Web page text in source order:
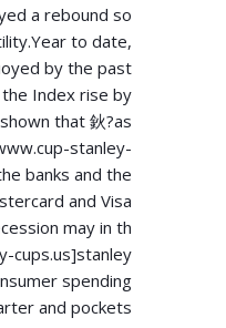
a rebound so
to date,
by the past
Index rise by
that 鈥?as
stanley-
banks and the
and Visa
may in th
cups.us]stanley
spending
and pockets